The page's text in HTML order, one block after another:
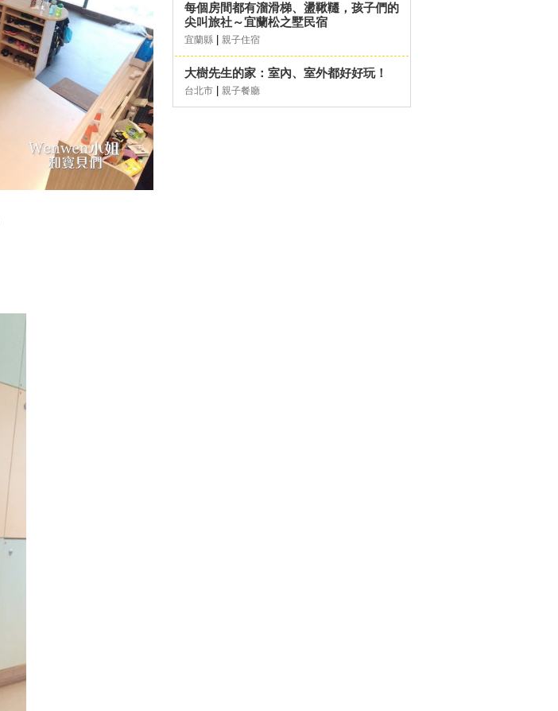
每個房間都有溜滑梯、盪鞦韆，孩子們的
尖叫旅社～宜蘭松之墅民宿
宜蘭縣 親子住宿
大樹先生的家：室內、室外都好好玩！
台北市 親子餐廳